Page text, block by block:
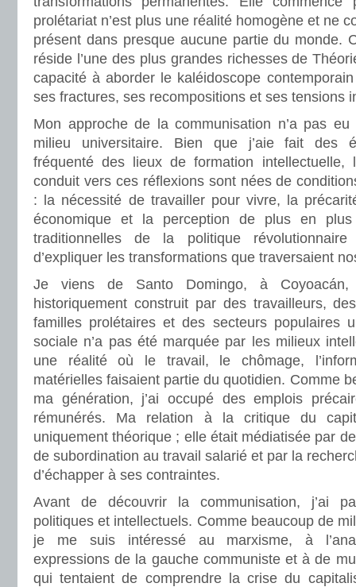
prolétariat n’est plus une réalité homogène et ne
présent dans presque aucune partie du monde.
réside l’une des plus grandes richesses de
capacité à aborder le kaléidoscope
ses fractures, ses recompositions et ses tensions
Mon approche de la communisation n’a pas
milieu universitaire. Bien que j’aie fait des
fréquenté des lieux de formation intellectuelle,
conduit vers ces réflexions sont nées de
: la nécessité de travailler pour vivre, la
économique et la perception de plus en
traditionnelles de la politique révolutionnaire
d’expliquer les transformations que traversaient
Je viens de Santo Domingo, à Coyoacán,
historiquement construit par des travailleurs,
familles prolétaires et des secteurs populaires
sociale n’a pas été marquée par les milieux
une réalité où le travail, le chômage,
matérielles faisaient partie du quotidien. Comme
ma génération, j’ai occupé des emplois
rémunérés. Ma relation à la critique du
uniquement théorique ; elle était médiatisée par
de subordination au travail salarié et par la
d’échapper à ses contraintes.
Avant de découvrir la communisation, j’ai
politiques et intellectuels. Comme beaucoup de
je me suis intéressé au marxisme, à
expressions de la gauche communiste et à de
qui tentaient de comprendre la crise du